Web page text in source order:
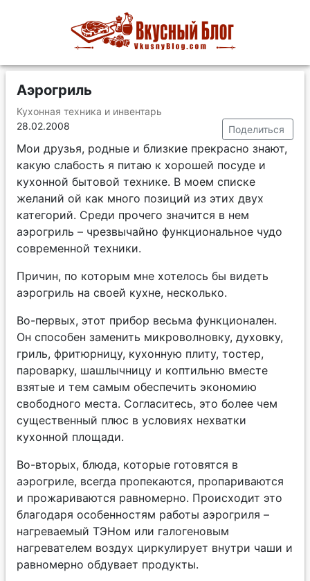
Аэрогриль
Кухонная техника и инвентарь
28.02.2008
Поделиться
Мои друзья, родные и близкие прекрасно знают,
какую слабость я питаю к хорошей посуде и
кухонной бытовой технике. В моем списке
желаний ой как много позиций из этих двух
категорий. Среди прочего значится в нем
аэрогриль – чрезвычайно функциональное чудо
современной техники.
Причин, по которым мне хотелось бы видеть
аэрогриль на своей кухне, несколько.
Во-первых, этот прибор весьма функционален.
Он способен заменить микроволновку, духовку,
гриль, фритюрницу, кухонную плиту, тостер,
пароварку, шашлычницу и коптильню вместе
взятые и тем самым обеспечить экономию
свободного места. Согласитесь, это более чем
существенный плюс в условиях нехватки
кухонной площади.
Во-вторых, блюда, которые готовятся в
аэрогриле, всегда пропекаются, пропариваются
и прожариваются равномерно. Происходит это
благодаря особенностям работы аэрогриля –
нагреваемый ТЭНом или галогеновым
нагревателем воздух циркулирует внутри чаши и
равномерно обдувает продукты.